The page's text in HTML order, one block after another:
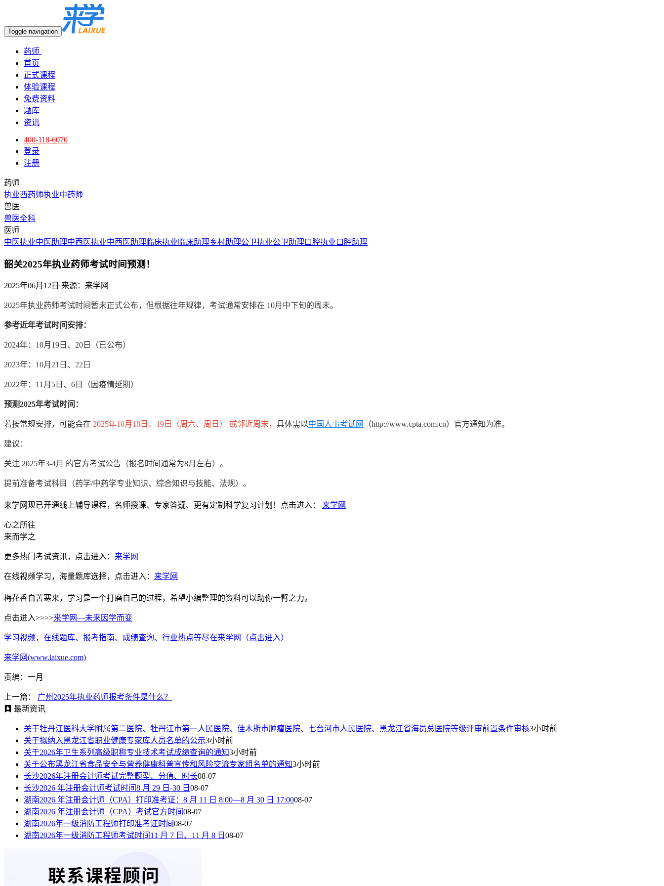
Toggle navigation
药师
首页
正式课程
体验课程
免费资料
题库
资讯
400-118-6070
登录
注册
药师
执业西药师执业中药师
兽医
兽医全科
医师
中医执业中医助理中西医执业中西医助理 临床执业 临床助理乡村助理公卫执业公卫助理 口腔执业 口腔助理
韶关2025年执业药师考试时间预测！
2025年06月12日 来源：来学网
2025年执业药师考试时间暂未正式公布，但根据往年规律，考试通常安排在 10月中下旬的周末。
参考近年考试时间安排：
2024年：10月19日、20日（已公布）
2023年：10月21日、22日
2022年：11月5日、6日（因疫情延期）
预测2025年考试时间：
若按常规安排，可能会在 2025年10月18日、19日（周六、周日） 或邻近周末， 具体需以中国人事考试网 （http://www.cpta.com.cn）官方通知为准。
建议：
关注 2025年3-4月 的官方考试公告（报名时间通常为8月左右）。
提前准备考试科目（药学/中药学专业知识、综合知识与技能、法规）。
来学网现已开通线上辅导课程，名师授课、专家答疑、更有定制科学复习计划！点击进入： 来学网
心之所往
来而学之
更多热门考试资讯，点击进入： 来学网
在线视频学习，海量题库选择，点击进入： 来学网
梅花香自苦寒来，学习是一个打磨自己的过程，希望小编整理的资料可以助你一臂之力。
点击进入>>>>来学网—未来因学而变
学习视频，在线题库、报考指南、成绩查询、行业热点等尽在来学网（点击进入）
来学网(www.laixue.com)
责编：一月
上一篇：
广州2025年执业药师报考条件是什么？
最新资讯
关于牡丹江医科大学附属第二医院、牡丹江市第一人民医院、佳木斯市肿瘤医院、七台河市人民医院、黑龙江省海员总医院等级评审前置条件审核3小时前
关于拟纳入黑龙江省职业健康专家库人员名单的公示3小时前
关于2026年卫生系列高级职称专业技术考试成绩查询的通知3小时前
关于公布黑龙江省食品安全与营养健康科普宣传和风险交流专家组名单的通知3小时前
长沙2026年注册会计师考试完整题型、分值、时长08-07
长沙2026 年注册会计师考试时间8 月 29 日-30 日 08-07
湖南2026 年注册会计师（CPA）打印准考证：8 月 11 日 8:00—8 月 30 日 17:0008-07
湖南2026 年注册会计师（CPA）考试官方时间08-07
湖南2026年一级消防工程师打印准考证时间08-07
湖南2026年一级消防工程师考试时间11 月 7 日、11 月 8 日 08-07